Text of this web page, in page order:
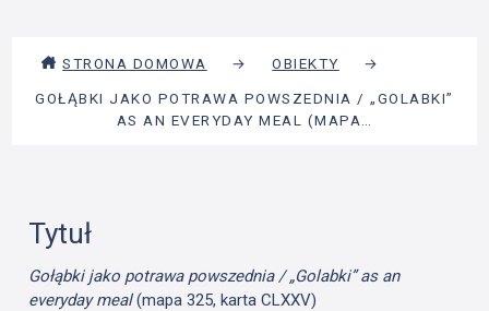
STRONA DOMOWA → OBIEKTY
→
GOŁĄBKI JAKO POTRAWA POWSZEDNIA / „GOLABKI”
AS AN EVERYDAY MEAL (MAPA…
Tytuł
Gołąbki jako potrawa powszednia / „Golabki” as an
everyday meal(mapa 325, karta CLXXV)